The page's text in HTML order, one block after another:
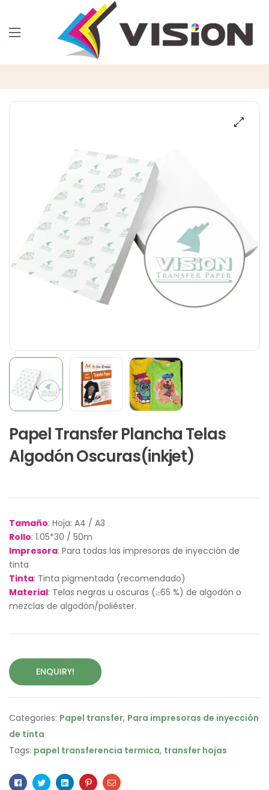
Papel Transfer Plancha Telas
Algodón Oscuras(inkjet)
Tamaño: Hoja: A4 / A3
Rollo: 1.05*30 / 50m
Impresora: Para todas las impresoras de inyección de
tinta
Tinta: Tinta pigmentada (recomendado)
Material: Telas negras u oscuras (≥65 %) de algodón o
mezclas de algodón/poliéster.
ENQUIRY!
Categories: Papel transfer, Para impresoras de inyección
de tinta
Tags: papel transferencia termica, transfer hojas
Facebook
TwitterLinkedinPinterestEmail